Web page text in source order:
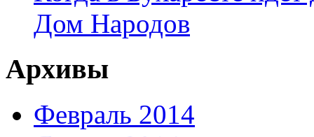
Дом Народов
Архивы
Февраль 2014